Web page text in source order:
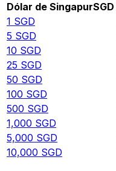
Dólar de SingapurSGD
1 SGD
5 SGD
10 SGD
25 SGD
50 SGD
100 SGD
500 SGD
1,000 SGD
5,000 SGD
10,000 SGD